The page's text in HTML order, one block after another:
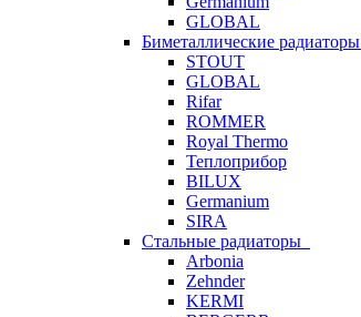
GLOBAL
Биметаллические радиаторы
STOUT
GLOBAL
Rifar
ROMMER
Royal Thermo
Теплоприбор
BILUX
Germanium
SIRA
Стальные радиаторы
Arbonia
Zehnder
KERMI